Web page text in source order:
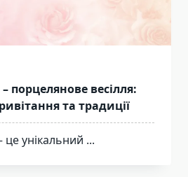
– порцелянове весілля:
та традиції
це унікальний ...